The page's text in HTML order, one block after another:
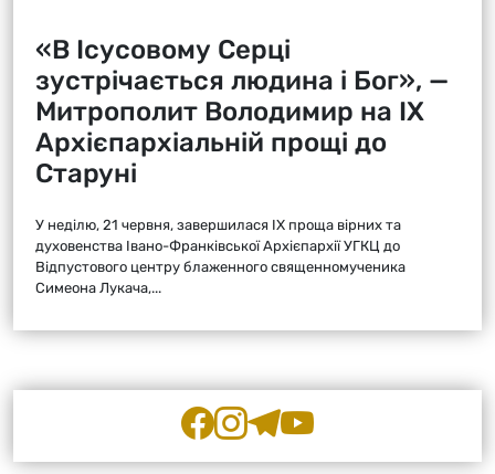
«В Ісусовому Серці
зустрічається людина і Бог», —
Митрополит Володимир на ІХ
Архієпархіальній прощі до
Старуні
У неділю, 21 червня, завершилася ІХ проща вірних та
духовенства Івано-Франківської Архієпархії УГКЦ до
Відпустового центру блаженного священномученика
Симеона Лукача,...